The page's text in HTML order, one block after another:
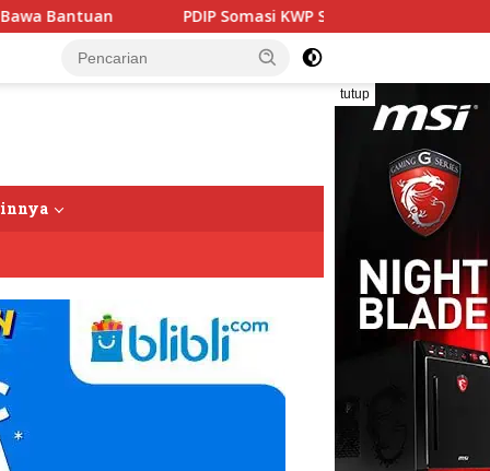
PDIP Somasi KWP Soal Tuduhan ‘Gerombolan Sirkus’, Buntut
tutup